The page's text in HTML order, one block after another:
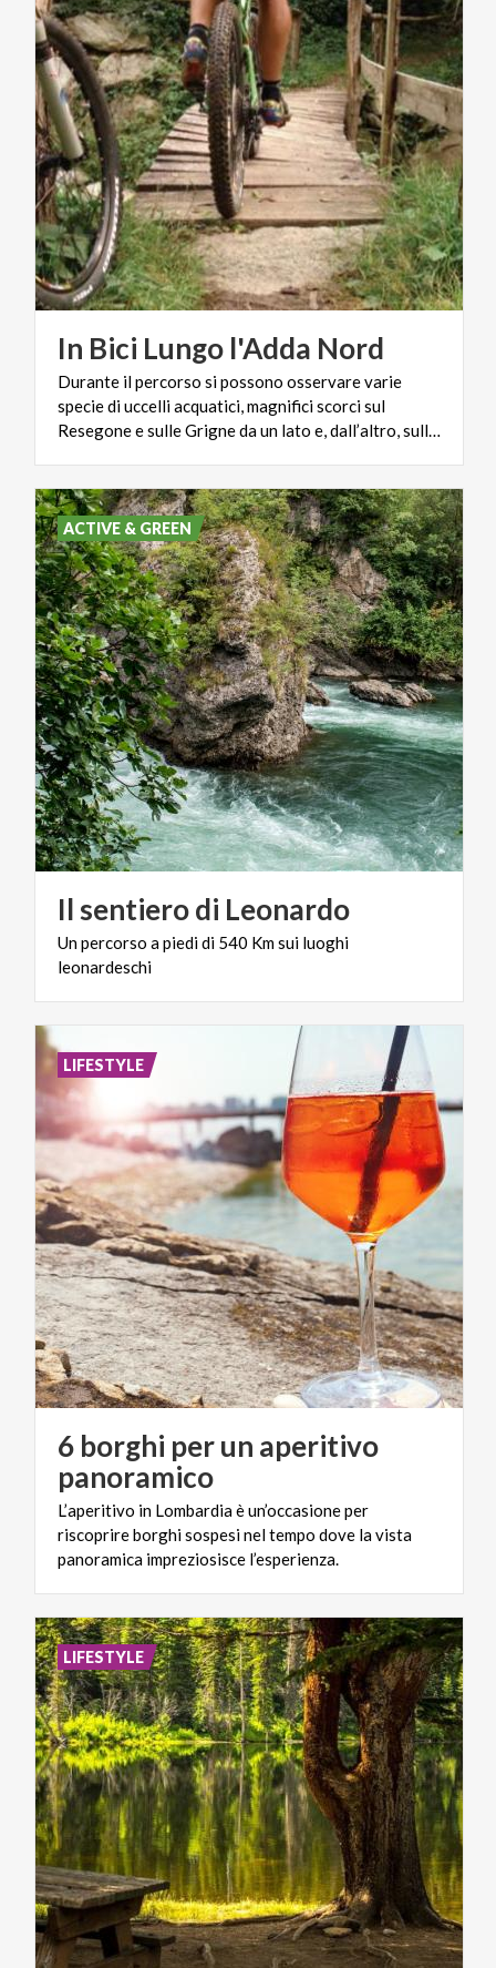
In Bici Lungo l'Adda Nord
Durante il percorso si possono osservare varie
specie di uccelli acquatici, magnifici scorci sul
Resegone e sulle Grigne da un lato e, dall’altro, sulle verdi colline brianzole.
Il sentierodi Leonardo
Unpercorso apiedidi 540 Kmsui luoghi
leonardeschi
ACTIVE & GREEN
6 borghi per un aperitivo
panoramico
L’aperitivo in Lombardia è un’occasione per
riscoprire borghi sospesi nel tempo dove la vista
panoramica impreziosisce l’esperienza.
LIFESTYLE
LIFESTYLE